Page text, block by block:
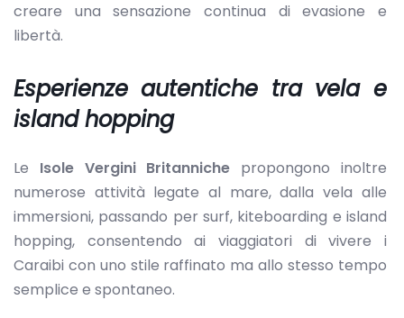
creare una sensazione continua di evasione e
libertà.
Esperienze autentiche tra vela e
island hopping
Le Isole Vergini Britanniche propongono inoltre
numerose attività legate al mare, dalla vela alle
immersioni, passando per surf, kiteboarding e island
hopping, consentendo ai viaggiatori di vivere i
Caraibi con uno stile raffinato ma allo stesso tempo
semplice e spontaneo.